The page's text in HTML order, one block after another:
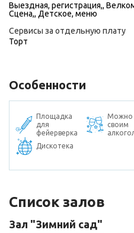
Выездная, регистрация,,
Сцена,, Детское, меню
Сервисы за отдельную плату
Торт
Особенности
Площадка
для
фейерверка
Можно
своим
Дискотека
Список залов
Зал "Зимний сад"